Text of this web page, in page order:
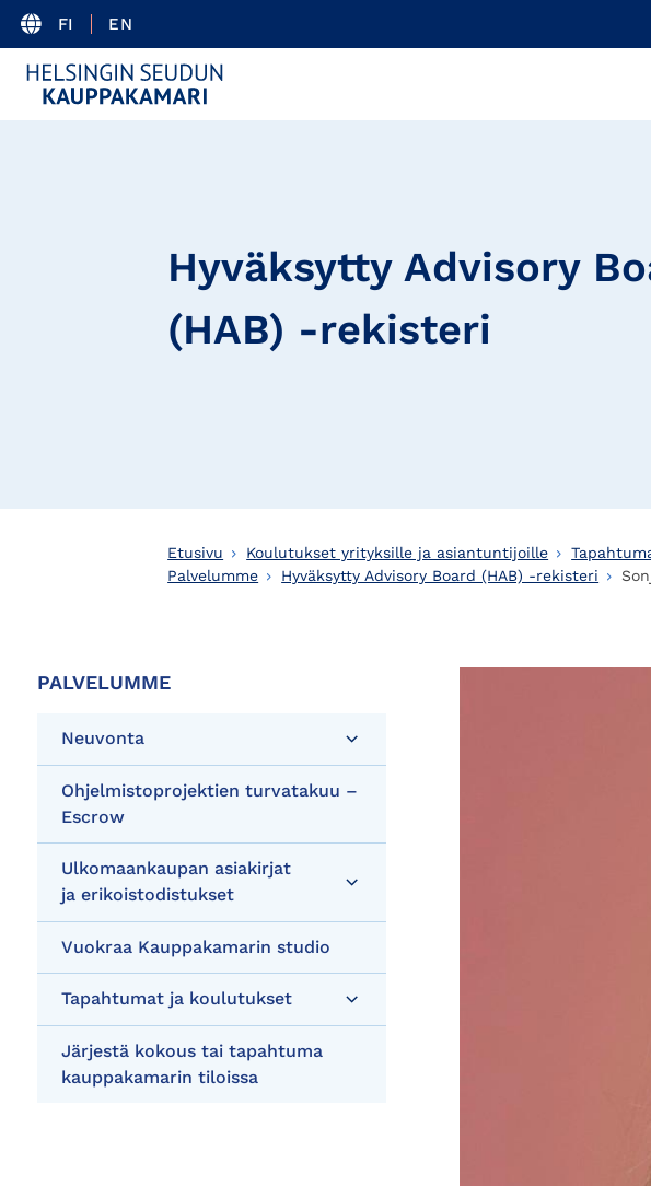
FI EN
Hyväksytty Advisory
(HAB) -rekisteri
Etusivu Koulutukset yrityksille ja asiantuntijoille
Palvelumme
Hyväksytty Advisory Board (HAB) -rekisteri
PALVELUMME
Neuvonta
Ohjelmistoprojektien turvatakuu –
Escrow
Ulkomaankaupan asiakirjat
ja erikoistodistukset
Vuokraa Kauppakamarin studio
Tapahtumat ja koulutukset
Järjestä kokous tai tapahtuma
kauppakamarin tiloissa